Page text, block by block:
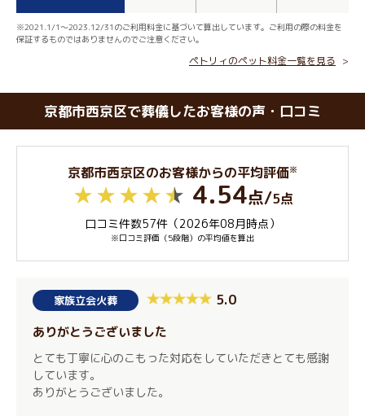
※2021.1/1～2023.12/31のご利用料金に基づいて算出しています。ご利用の際の料金を
保証するものではありませんのでご注意ください。
ペトリィのペット料金一覧を見る
京都市西京区で葬儀したお客様の声・口コミ
京都市西京区のお客様からの平均評価※
4.54点/5点
口コミ件数57件（2026年08月時点）
※口コミ評価（5段階）の平均値を算出
家族立会火葬 5.0
ありがとうございました
とても丁寧に心のこもった対応をしていただきとても感謝
しています。
ありがとうございました。